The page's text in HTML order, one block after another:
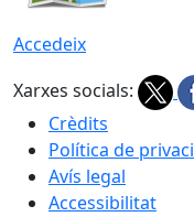
Accedeix
Xarxes socials:
Crèdits
Política de
Avís legal
Accessibilitat